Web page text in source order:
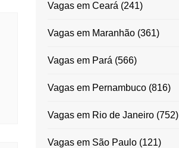
Vagas em Ceará (241)
Vagas em Maranhão(361)
Vagas em Pará (566)
Vagas em Pernambuco(816)
Vagas em Rio de Janeiro(752)
Vagas em São Paulo(121)